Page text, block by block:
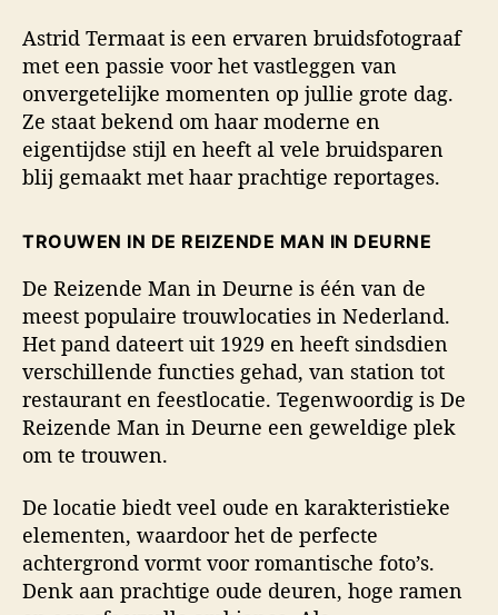
Astrid Termaat is een ervaren bruidsfotograaf
met een passie voor het vastleggen van
onvergetelijke momenten op jullie grote dag.
Ze staat bekend om haar moderne en
eigentijdse stijl en heeft al vele bruidsparen
blij gemaakt met haar prachtige reportages.
TROUWEN IN DE REIZENDE MAN IN DEURNE
De Reizende Man in Deurne is één van de
meest populaire trouwlocaties in Nederland.
Het pand dateert uit 1929 en heeft sindsdien
verschillende functies gehad, van station tot
restaurant en feestlocatie. Tegenwoordig is De
Reizende Man in Deurne een geweldige plek
om te trouwen.
De locatie biedt veel oude en karakteristieke
elementen, waardoor het de perfecte
achtergrond vormt voor romantische foto’s.
Denk aan prachtige oude deuren, hoge ramen